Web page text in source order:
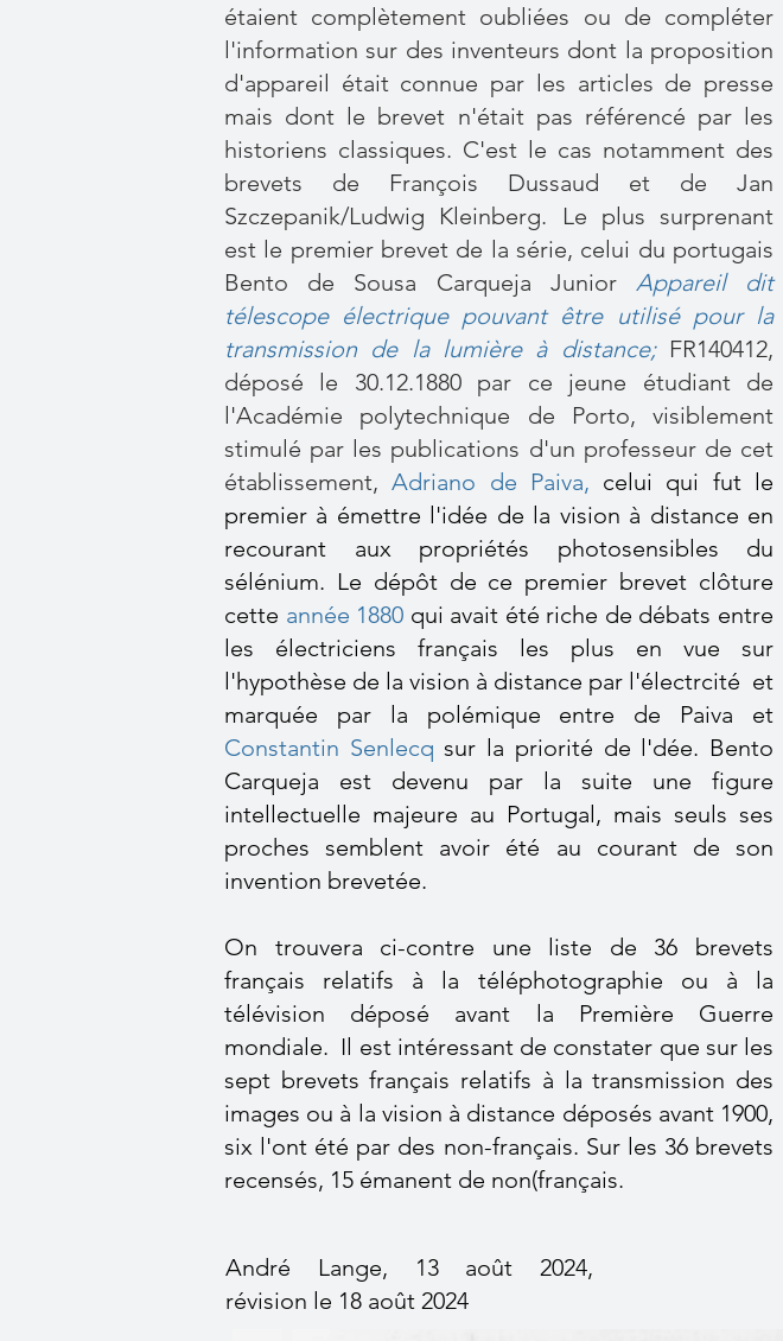
étaient complètement oubliées ou de compléter
l'information sur des inventeurs dont la proposition
d'appareil était connue par les articles de presse
mais dont le brevet n'était pas référencé par les
historiens classiques. C'est le cas notamment des
brevets de François Dussaud et de Jan
Szczepanik/Ludwig Kleinberg. Le plus surprenant
est le premier brevet de la série, celui du portugais
Bento de Sousa Carqueja Junior Appareil dit
télescope électrique pouvant être utilisé pour la
transmission de la lumière à distance;FR140412,
déposé le 30.12.1880 par ce jeune étudiant de
l'Académie polytechnique de Porto, visiblement
stimulé par les publications d'un professeur de cet
établissement,Adriano de Paiva, celui qui fut le
premier à émettre l'idée de la vision à distance en
recourant aux propriétés photosensibles du
sélénium. Le dépôt de ce premier brevet clôture
cette année 1880 qui avait été riche de débats entre
les électriciens français les plus en vue sur
l'hypothèse de la vision à distance par l'électrcité et
marquée par la polémique entre de Paiva et
Constantin Senlecqsur la priorité de l'dée. Bento
Carqueja est devenu par la suite une figure
intellectuelle majeure au Portugal, mais seuls ses
proches semblent avoir été au courant de son
invention brevetée.
On trouvera ci-contre une liste de 36 brevets
français relatifs à la téléphotographie ou à la
télévision déposé avant la Première Guerre
mondiale. Il est intéressant de constater que sur les
sept brevets français relatifs à la transmission des
images ou à la vision à distance déposés avant 1900,
six l'ont été par des non-français. Sur les 36 brevets
recensés, 15 émanent de non(français.
André Lange, 13 août 2024,
révision le 18 août 2024